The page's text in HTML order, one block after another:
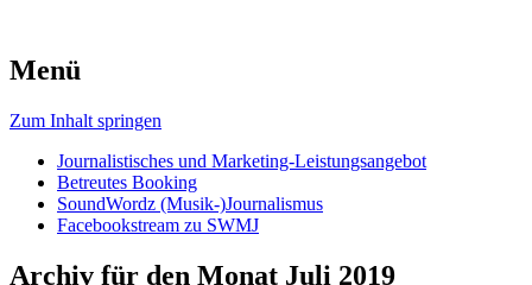
Menü
Zum Inhalt springen
Journalistisches und Marketing-Leistungsangebot
Betreutes Booking
SoundWordz (Musik-)Journalismus
Facebookstream zu SWMJ
Archiv für den Monat Juli 2019